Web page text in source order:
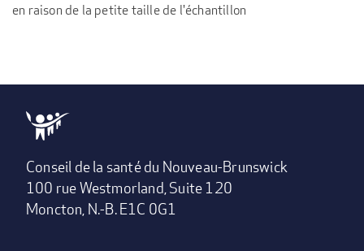
en raison de la petite taille de l'échantillon
Conseil de la santé du Nouveau-Brunswick
100 rue Westmorland, Suite 120
Moncton, N.-B. E1C 0G1